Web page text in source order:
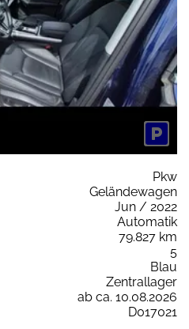
Pkw
Geländewagen
Jun / 2022
Automatik
79.827 km
5
Blau
Zentrallager
ab ca. 10.08.2026
D017021